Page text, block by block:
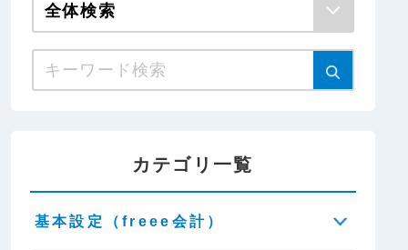
カテゴリ一覧
基本設定（freee会計）